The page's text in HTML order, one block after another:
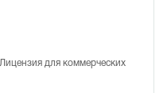
для коммерческих